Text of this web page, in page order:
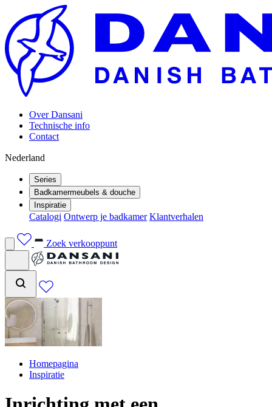
Over Dansani
Technische info
Contact
Nederland
Series
Badkamermeubels & douche
Inspiratie
Catalogi Ontwerp je badkamer Klantverhalen
Zoek verkooppunt
Homepagina
Inspiratie